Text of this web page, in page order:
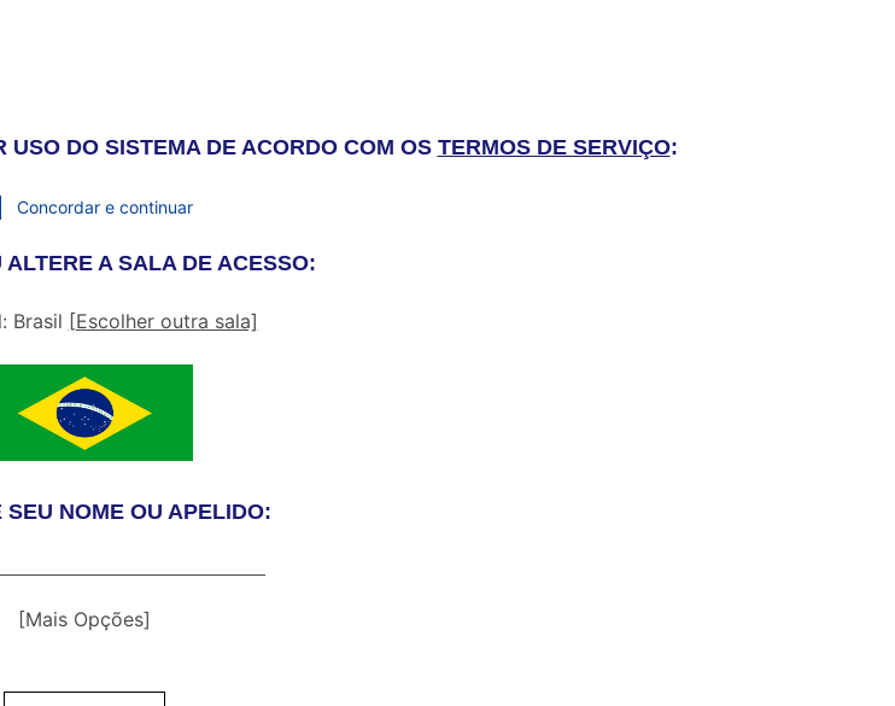
DO SISTEMA DE ACORDO COM OS TERMOS DE SERVIÇO:
Concordar e continuar
ALTERE A SALA DE ACESSO:
Brasil [Escolher outra sala]
SEU NOME OU APELIDO:
[Mais Opções]